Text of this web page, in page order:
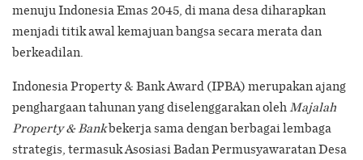
menuju Indonesia Emas 2045, di mana desa diharapkan
menjadi titik awal kemajuan bangsa secara merata dan
berkeadilan.
Indonesia Property & Bank Award (IPBA) merupakan ajang
penghargaan tahunan yang diselenggarakan olehMajalah
Property & Bankbekerja sama dengan berbagai lembaga
strategis, termasuk Asosiasi Badan Permusyawaratan Desa